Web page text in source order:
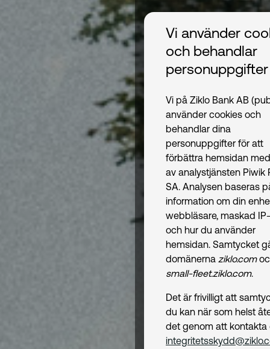
Vi använder
och behandlar
personuppgifter
Vi på Ziklo Bank AB
använder cookies och
behandlar dina
personuppgifter för att
förbättra hemsidan
av analystjänsten Piwik
SA. Analysen baseras
information om din
webbläsare, maskad
och hur du använder
hemsidan. Samtycket
domänerna ziklo.com
small-fleet.ziklo.com.
Det är frivilligt att
du kan när som helst
det genom att kontakta